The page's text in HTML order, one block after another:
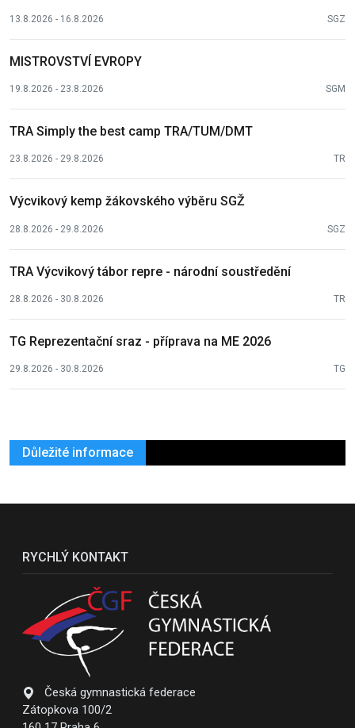
13.8.2026 - 16.8.2026 SGZ
MISTROVSTVÍ EVROPY
19.8.2026 - 23.8.2026 SGM
TRA Simply the best camp TRA/TUM/DMT
23.8.2026 - 29.8.2026 TR
Výcvikový kemp žákovského výběru SGŽ
28.8.2026 - 29.8.2026 SGZ
TRA Výcvikový tábor repre - národní soustředění
28.8.2026 - 30.8.2026 TR
TG Reprezentační sraz - příprava na ME 2026
29.8.2026 - 30.8.2026 TG
Důležité informace
RYCHLÝ KONTAKT
Česká gymnastická federace
Zátopkova 100/2